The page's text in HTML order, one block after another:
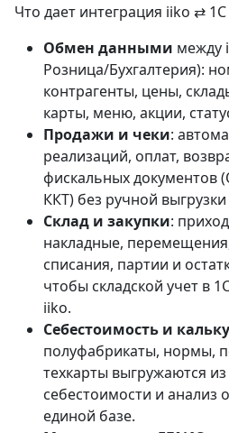
Что дает интеграция iiko ⇄
Обмен данными между
Розница/Бухгалтерия):
контрагенты, цены,
карты, меню, акции,
Продажи и чеки:
реализаций, оплат,
фискальных документов
ККТ) без ручной
Склад и закупки:
накладные,
списания, партии и
чтобы складской учет в
iiko.
Себестоимость и
полуфабрикаты, нормы,
техкарты выгружаются
себестоимости и анализ
единой базе.